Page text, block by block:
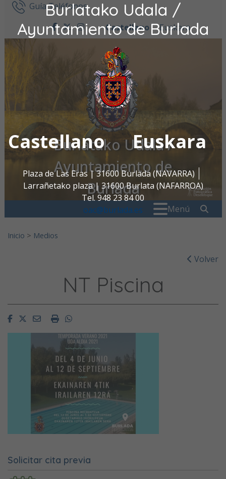
Burlatako Udala /
Ayuntamiento de Burlada
Castellano Euskara
Plaza de Las Eras | 31600 Burlada (NAVARRA)
Larrañetako plaza | 31600 Burlata (NAFARROA)
Tel. 948 23 84 00
oac@burlada.es
Ir al contenidoGuía Teléfonos
facebook
twitter
instagram
Castellano Euskara
Burlatako Udala /
Ayuntamiento de
Burlada
Menú
Inicio > Medios
Volver
NT Piscina
FacebookTwitterEmailImprimirWhatsapp
Solicitar cita previa